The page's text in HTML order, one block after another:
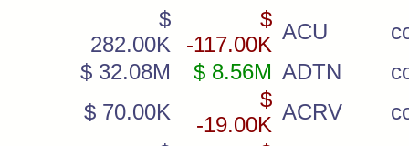
$
282.00K
$
-117.00K
ACU
$ 32.08M
$ 8.56M ADTN
$ 70.00K
$
-19.00K
ACRV